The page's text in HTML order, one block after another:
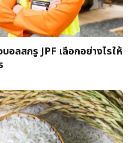
อลสกรู JPF เลือกอย่างไรให้